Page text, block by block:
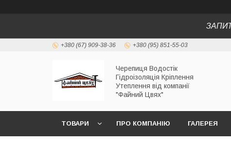
+380 (67) 909-38-36 +380 (95) 851-55-03
Черепиця Водостік
Гідроізоляція Кріплення
Утеплення від компанії
"Файний Цвях"
ТОВАРИ ПРО КОМПАНІЮ ГАЛЕРЕЯ